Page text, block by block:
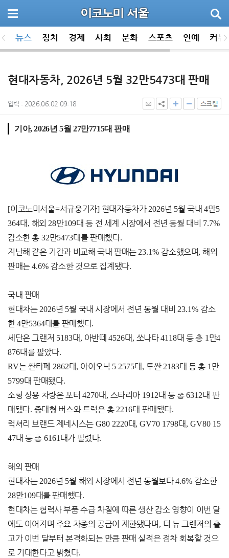
뉴스 정치 경제 사회 문화 스포츠 연예 커뮤
현대자동차, 2026년 5월 32만5473대 판매
입력 : 2026.06.02 09:18
기아, 2026년 5월 27만7715대 판매
[이코노미서울=서규웅기자] 현대자동차가2026년 5월 국내4만5
364대, 해외28만109대 등 전 세계 시장에서 전년 동월 대비 7.7%
감소한 총 32만5473대를 판매했다.
지난해 같은 기간과 비교해 국내 판매는23.1% 감소했으며,해외
판매는4.6% 감소한 것으로 집계됐다.
국내 판매
현대차는2026년 5월 국내 시장에서 전년 동월 대비 23.1% 감소
한4만5364대를 판매했다.
세단은 그랜저 5183대, 아반떼 4526대, 쏘나타4118대 등 총 1 만4
876대를 팔았다.
RV는 싼타페 2862대, 아이오닉 5 2575대, 투싼 2183대 등 총 1 만
5799대 판매됐다.
소형 상용 차량은 포터 4270대, 스타리아 1912대 등 총6312대 판
매됐다. 중대형 버스와 트럭은 총2216대 판매됐다.
럭셔리 브랜드 제네시스는 G80 2220대, GV70 1798대, GV80 15
47대 등 총 6161 대가 팔렸다.
해외 판매
현대차는2026년 5월 해외 시장에서 전년 동월보다4.6% 감소한
28만109대를 판매했다.
현대차는 협력사 부품 수급 차질에 따른 생산 감소 영향이 이번 달
에도 이어지며 주요 차종의 공급이 제한됐다며 , 더 뉴 그랜저의 출
고가 이번 달부터 본격화되는 만큼 판매 실적은 점차 회복할 것으
로 기대한다고 밝혔다.